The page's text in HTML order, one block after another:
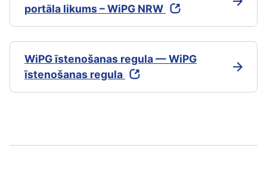
portāla likums – WiPG NRW
WiPG īstenošanas regula — WiPG
īstenošanas regula